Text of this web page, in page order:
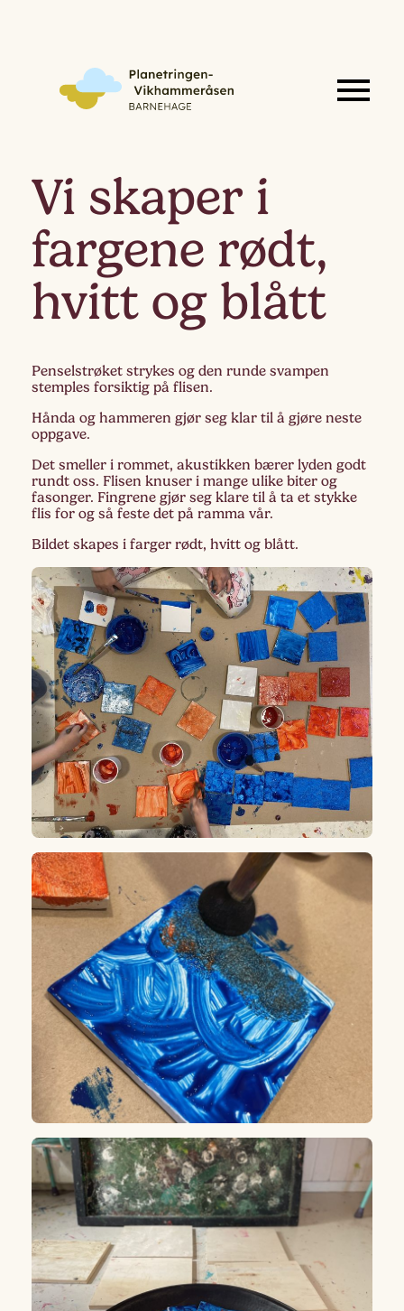
Vi skaper i
fargene rødt,
hvitt og blått
Penselstrøket strykes og den runde svampen
stemples forsiktig på flisen.
Hånda og hammeren gjør seg klar til å gjøre neste
oppgave.
Det smeller i rommet, akustikken bærer lyden godt
rundt oss. Flisen knuser i mange ulike biter og
fasonger. Fingrene gjør seg klare til å ta et stykke
flis for og så feste det på ramma vår.
Bildet skapes i farger rødt, hvitt og blått.